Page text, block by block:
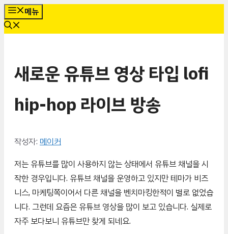
컨
텐
메뉴
새로운 유튜브 영상 타입 lofi
hip-hop 라이브 방송
작성자: 메이커
저는 유튜브를 많이 사용하지 않는 상태에서 유튜브 채널을 시
작한 경우입니다. 유튜브 채널을 운영하고 있지만 테마가 비즈
니스, 마케팅쪽이어서 다른 채널을 벤치마킹한적이 별로 없었습
니다. 그런데 요즘은 유튜브 영상을 많이 보고 있습니다. 실제로
자주 보다보니 유튜브만 찾게 되네요.